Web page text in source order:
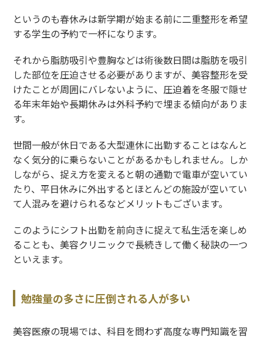
というのも春休みは新学期が始まる前に二重整形を希望
する学生の予約で一杯になります。
それから脂肪吸引や豊胸などは術後数日間は脂肪を吸引
した部位を圧迫させる必要がありますが、美容整形を受
けたことが周囲にバレないように、圧迫着を冬服で隠せ
る年末年始や長期休みは外科予約で埋まる傾向がありま
す。
世間一般が休日である大型連休に出勤することはなんと
なく気分的に乗らないことがあるかもしれません。しか
しながら、捉え方を変えると朝の通勤で電車が空いてい
たり、平日休みに外出するとほとんどの施設が空いてい
て人混みを避けられるなどメリットもございます。
このようにシフト出勤を前向きに捉えて私生活を楽しめ
ることも、美容クリニックで長続きして働く秘訣の一つ
といえます。
勉強量の多さに圧倒される人が多い
美容医療の現場では、科目を問わず高度な専門知識を習